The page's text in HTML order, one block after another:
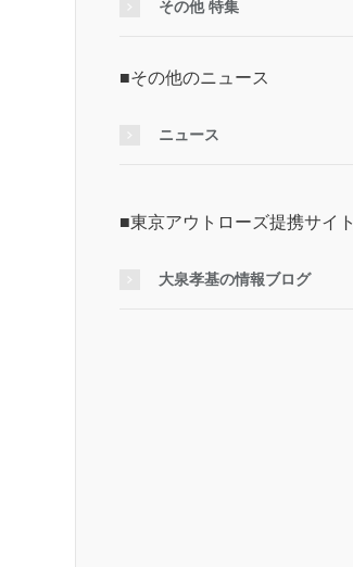
その他 特集
■その他のニュース
ニュース
■東京アウトローズ提携サイト
大泉孝基の情報ブログ